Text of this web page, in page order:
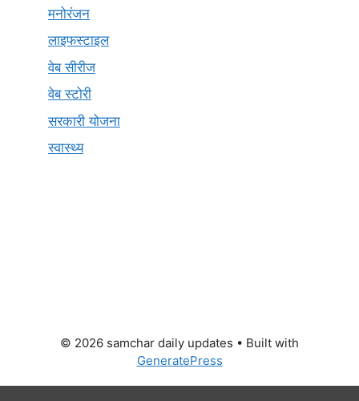
मनोरंजन
लाइफस्टाइल
वेब सीरीज
वेब स्टोरी
सरकारी योजना
स्वास्थ्य
© 2026 samchar daily updates • Built with
GeneratePress